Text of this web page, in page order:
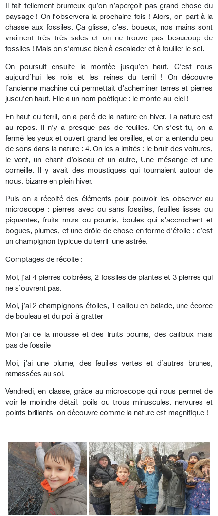
Il fait tellement brumeux qu’on n’aperçoit pas grand-chose du
paysage ! On l’observera la prochaine fois ! Alors, on part à la
chasse aux fossiles. Ça glisse, c’est boueux, nos mains sont
vraiment très très sales et on ne trouve pas beaucoup de
fossiles ! Mais on s’amuse bien à escalader et à fouiller le sol.
On poursuit ensuite la montée jusqu’en haut. C’est nous
aujourd’hui les rois et les reines du terril ! On découvre
l’ancienne machine qui permettait d’acheminer terres et pierres
jusqu’en haut. Elle a un nom poétique : le monte-au-ciel !
En haut du terril, on a parlé de la nature en hiver. La nature est
au repos. Il n’y a presque pas de feuilles. On s’est tu, on a
fermé les yeux et ouvert grand les oreilles, et on a entendu peu
de sons dans la nature : 4. On les a imités : le bruit des voitures,
le vent, un chant d’oiseau et un autre, Une mésange et une
corneille. Il y avait des moustiques qui tournaient autour de
nous, bizarre en plein hiver.
Puis on a récolté des éléments pour pouvoir les observer au
microscope : pierres avec ou sans fossiles, feuilles lisses ou
piquantes, fruits murs ou pourris, boules qui s’accrochent et
bogues, plumes, et une drôle de chose en forme d’étoile : c’est
un champignon typique du terril, une astrée.
Comptages de récolte :
Moi, j’ai 4 pierres colorées, 2 fossiles de plantes et 3 pierres qui
ne s’ouvrent pas.
Moi, j’ai 2 champignons étoiles, 1 caillou en balade, une écorce
de bouleau et du poil à gratter
Moi j’ai de la mousse et des fruits pourris, des cailloux mais
pas de fossile
Moi, j’ai une plume, des feuilles vertes et d’autres brunes,
ramassées au sol.
Vendredi, en classe, grâce au microscope qui nous permet de
voir le moindre détail, poils ou trous minuscules, nervures et
points brillants, on découvre comme la nature est magnifique !